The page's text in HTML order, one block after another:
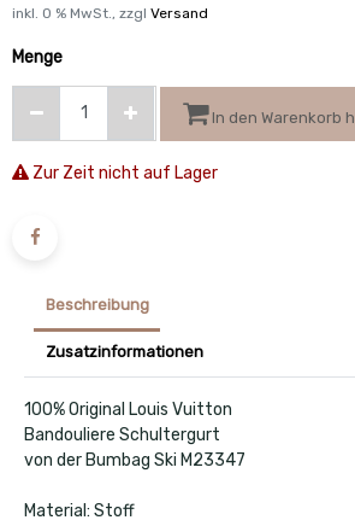
inkl. 0 % MwSt., zzgl Versand
Menge
In den Warenkorb
Zur Zeit nicht auf Lager
Beschreibung
Zusatzinformationen
100% Original Louis Vuitton
Bandouliere Schultergurt
von der Bumbag Ski M23347
Material: Stoff